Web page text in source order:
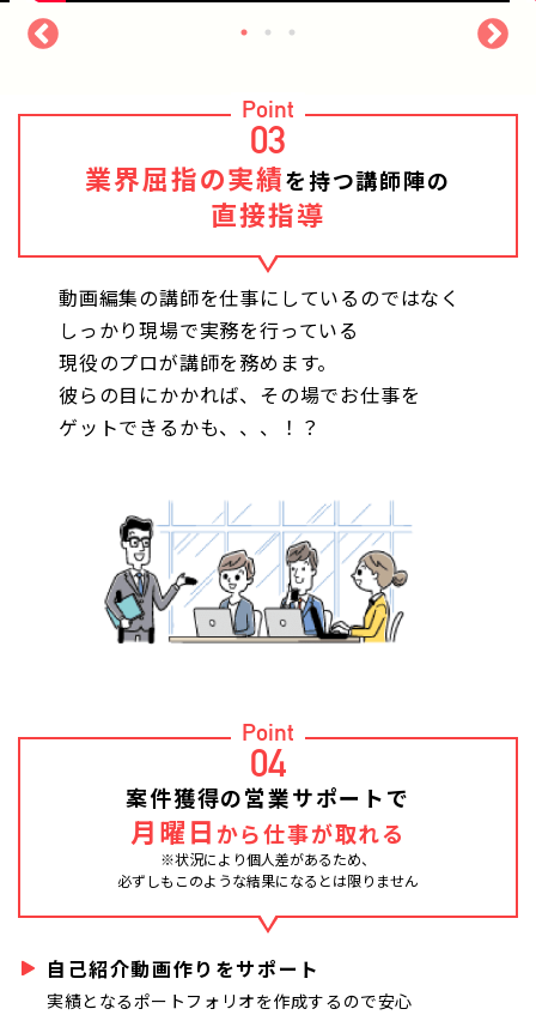
Point
03
業界屈指の実績を持つ講師陣の
直接指導
動画編集の講師を仕事にしているのではなく
しっかり現場で実務を行っている
現役のプロが講師を務めます。
彼らの目にかかれば、その場でお仕事を
ゲットできるかも、、、！？
Point
04
案件獲得の営業サポートで
月曜日 から仕事が取れる
※状況により個人差があるため、
必ずしもこのような結果になるとは限りません
自己紹介動画作りをサポート
実績となるポートフォリオを作成するので安心